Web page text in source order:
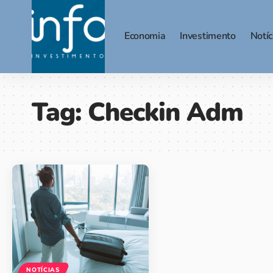
Economia Investimento
Tag:Checkin Adm
NOTÍCIAS